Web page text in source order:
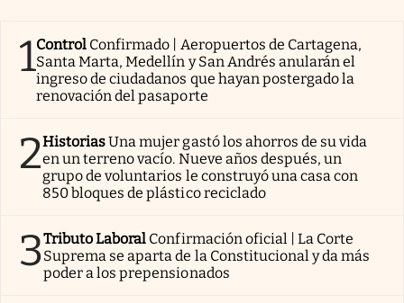
1Control Confirmado | Aeropuertos de Cartagena,
Santa Marta, Medellín y San Andrés anularán el
ingreso de ciudadanos que hayan postergado la
renovación del pasaporte
2HistoriasUna mujer gastó los ahorros de su vida
en un terreno vacío. Nueve años después, un
grupo de voluntarios le construyó una casa con
850 bloques de plástico reciclado
3Tributo Laboral Confirmación oficial | La Corte
Suprema se aparta de la Constitucional y da más
poder a los prepensionados